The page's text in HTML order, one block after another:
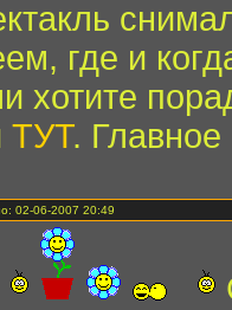
где и
хотите
ТУТ.
02-06-2007 20:49